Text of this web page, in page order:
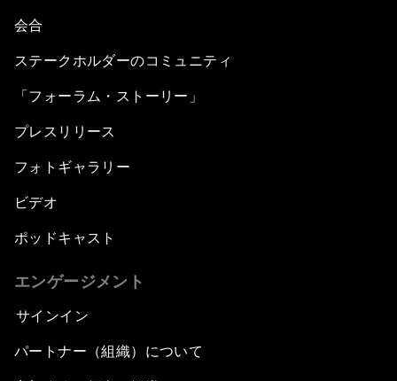
会合
ステークホルダーのコミュニティ
「フォーラム・ストーリー」
プレスリリース
フォトギャラリー
ビデオ
ポッドキャスト
エンゲージメント
サインイン
パートナー（組織）について